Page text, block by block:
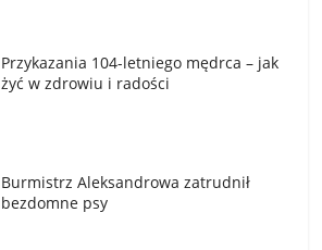
Przykazania 104-letniego mędrca – jak
żyć w zdrowiu i radości
Burmistrz Aleksandrowa zatrudnił
bezdomne psy